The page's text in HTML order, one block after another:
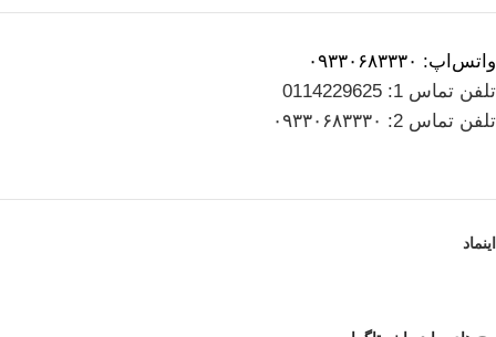
واتس‌اپ: ۰۹۳۳۰۶۸۳۳۳۰
تلفن تماس 1: 0114229625
تلفن تماس 2: ۰۹۳۳۰۶۸۳۳۳۰
اینماد